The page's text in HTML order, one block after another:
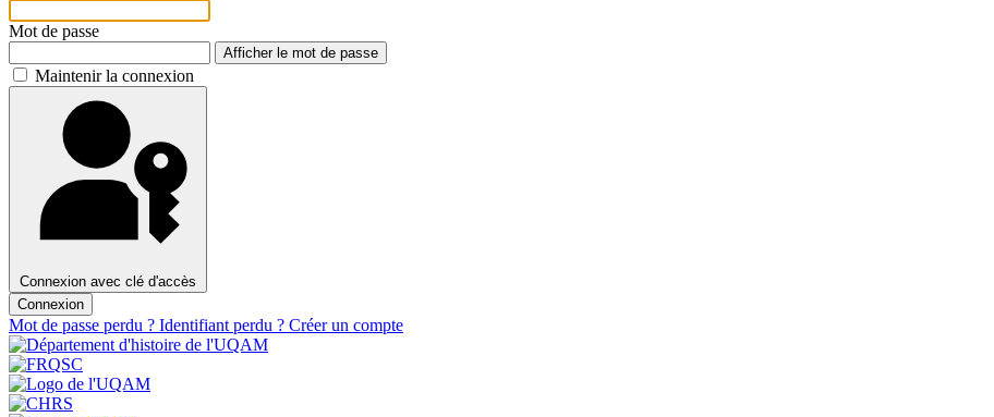
Mot de passe
Afficher le mot de passe
Maintenir la connexion
Connexion avec clé d'accès
Connexion
Mot de passe perdu ? Identifiant perdu ? Créer un compte